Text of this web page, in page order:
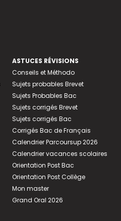
ASTUCES RÉVISIONS
Conseils et Méthodo
Sujets probables Brevet
Sujets Probables Bac
Sujets corrigés Brevet
Sujets corrigés Bac
Corrigés Bac de Français
Calendrier Parcoursup 2026
Calendrier vacances scolaires
Orientation Post Bac
Orientation Post Collège
Mon master
Grand Oral 2026